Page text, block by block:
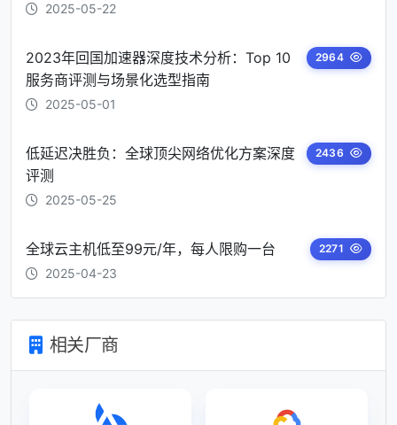
2025-05-22
2023年回国加速器深度技术分析：Top 10
服务商评测与场景化选型指南
2025-05-01
2964
低延迟决胜负：全球顶尖网络优化方案深度
评测
2025-05-25
2436
全球云主机低至99元/年，每人限购一台
2025-04-23
2271
相关厂商